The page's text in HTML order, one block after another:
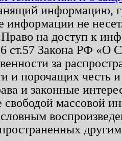
информацию,
информации не
на доступ к
ст.57 Закона РФ «О
за
и порочащих честь
и законные
свободой массовой